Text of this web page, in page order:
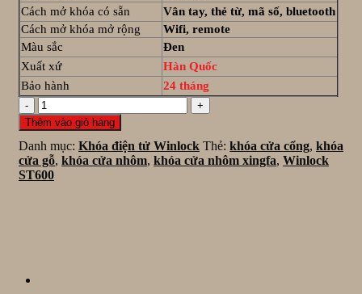
Cách mở khóa có sẵn
Vân tay, thẻ từ, mã số, bluetooth
Cách mở khóa mở rộng
Wifi, remote
Màu sắc
Đen
Xuất xứ
Hàn Quốc
Bảo hành
24 tháng
Khóa
điện
tử
Winlock
ST600
Black
Thêm vào giỏ hàng
Danh mục: Khóa điện tử Winlock Thẻ: khóa cửa cổng, khóa
cửa gỗ, khóa cửa nhôm, khóa cửa nhôm xingfa, Winlock
ST600